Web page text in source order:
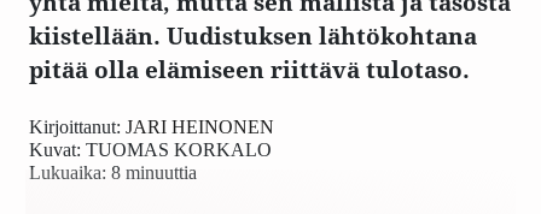
kiistellään. Uudistuksen lähtökohtana
pitää olla elämiseen riittävä tulotaso.
Kirjoittanut: JARI HEINONEN
Kuvat: TUOMAS KORKALO
Lukuaika: 8 minuuttia